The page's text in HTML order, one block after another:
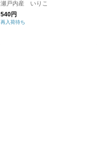
瀬戸内産 いりこ
540円
再入荷待ち